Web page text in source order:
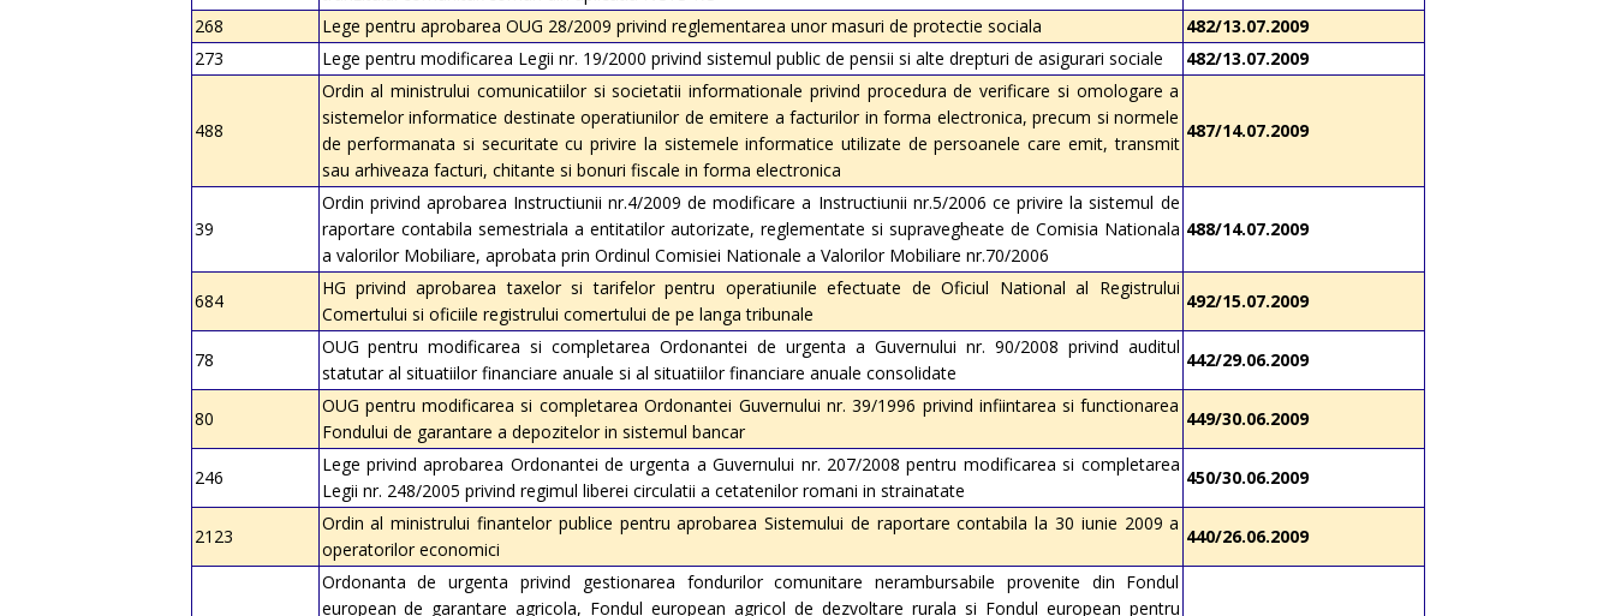
268
Lege pentru aprobarea OUG 28/2009 privind reglementarea unor masuri de protectie sociala
482/13.07.2009
273
Lege pentru modificarea Legii nr. 19/2000 privind sistemul public de pensii si alte drepturi de asigurari sociale 482/13.07.2009
488
Ordin al ministrului comunicatiilor si societatii informationale privind procedura de verificare si omologare a
sistemelor informatice destinate operatiunilor de emitere a facturilor in forma electronica, precum si normele
de performanata si securitate cu privire la sistemele informatice utilizate de persoanele care emit, transmit
sau arhiveaza facturi, chitante si bonuri fiscale in forma electronica
487/14.07.2009
39
Ordin privind aprobarea Instructiunii nr.4/2009 de modificare a Instructiunii nr.5/2006 ce privire la sistemul de
raportare contabila semestriala a entitatilor autorizate, reglementate si supravegheate de Comisia Nationala
a valorilor Mobiliare, aprobata prin Ordinul Comisiei Nationale a Valorilor Mobiliare nr.70/2006
488/14.07.2009
684
HG privind aprobarea taxelor si tarifelor pentru operatiunile efectuate de Oficiul National al Registrului
Comertului si oficiile registrului comertului de pe langa tribunale
492/15.07.2009
78
OUG pentru modificarea si completarea Ordonantei de urgenta a Guvernului nr. 90/2008 privind auditul
statutar al situatiilor financiare anuale si al situatiilor financiare anuale consolidate
442/29.06.2009
80
OUG pentru modificarea si completarea Ordonantei Guvernului nr. 39/1996 privind infiintarea si functionarea
Fondului de garantare a depozitelor in sistemul bancar
449/30.06.2009
246
Lege privind aprobarea Ordonantei de urgenta a Guvernului nr. 207/2008 pentru modificarea si completarea
Legii nr. 248/2005 privind regimul liberei circulatii a cetatenilor romani in strainatate
450/30.06.2009
2123
Ordin al ministrului finantelor publice pentru aprobarea Sistemului de raportare contabila la 30 iunie 2009 a
operatorilor economici
440/26.06.2009
Ordonanta de urgenta privind gestionarea fondurilor comunitare nerambursabile provenite din Fondul
european de garantare agricola, Fondul european agricol de dezvoltare rurala si Fondul european pentru